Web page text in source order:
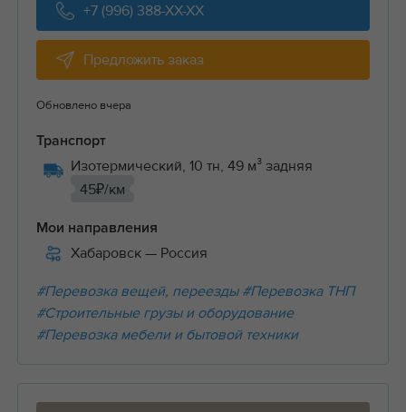
+7 (996) 388-XX-XX
Предложить заказ
Обновлено вчера
Транспорт
Изотермический, 10 тн, 49 м³ задняя
45₽/км
Мои направления
Хабаровск — Россия
#Перевозка вещей, переезды #Перевозка ТНП
#Строительные грузы и оборудование
#Перевозка мебели и бытовой техники